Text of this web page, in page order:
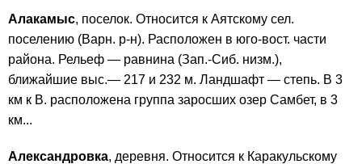
Алакамыс, поселок. Относится к Аятскому сел.
поселению (Варн. р-н). Расположен в юго-вост. части
района. Рельеф — равнина (Зап.-Сиб. низм.),
ближайшие выс.— 217 и 232 м. Ландшафт — степь. В 3
км к В. расположена группа заросших озер Самбет, в 3
км...
Александровка, деревня. Относится к Каракульскому